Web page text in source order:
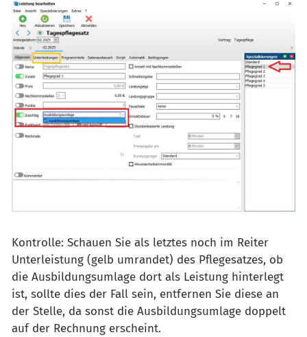
Kontrolle: Schauen Sie als letztes noch im Reiter
Unterleistung (gelb umrandet) des Pflegesatzes, ob
die Ausbildungsumlage dort als Leistung hinterlegt
ist, sollte dies der Fall sein, entfernen Sie diese an
der Stelle, da sonst die Ausbildungsumlage doppelt
auf der Rechnung erscheint.